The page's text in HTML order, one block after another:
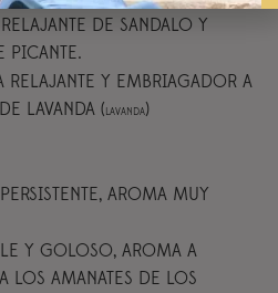
DE SANDALO Y
PICANTE.
RELAJANTE Y EMBRIAGADOR A
LAVANDA (LAVANDA)
AROMA MUY
Y GOLOSO, AROMA A
LOS AMANATES DE LOS